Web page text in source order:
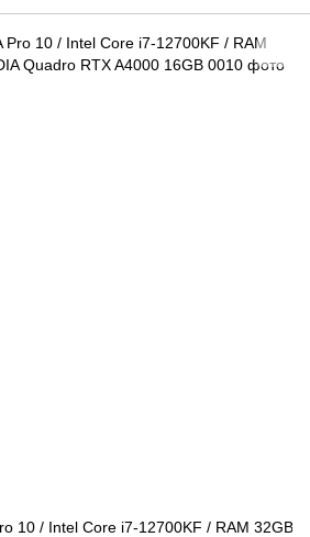
10 / Intel Core i7-12700KF / RAM 32GB